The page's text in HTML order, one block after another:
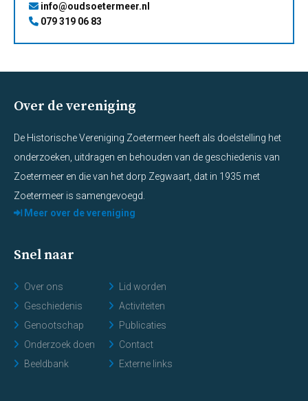
info@oudsoetermeer.nl
079 319 06 83
Over de vereniging
De Historische Vereniging Zoetermeer heeft als doelstelling het
onderzoeken, uitdragen en behouden van de geschiedenis van
Zoetermeer en die van het dorp Zegwaart, dat in 1935 met
Zoetermeer is samengevoegd.
Meer over de vereniging
Snel naar
Over ons
Geschiedenis
Genootschap
Onderzoek doen
Beeldbank
Lid worden
Activiteiten
Publicaties
Contact
Externe links